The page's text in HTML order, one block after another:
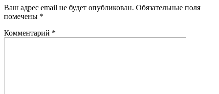
Ваш адрес email не будет опубликован. Обязательные поля
помечены *
Комментарий *